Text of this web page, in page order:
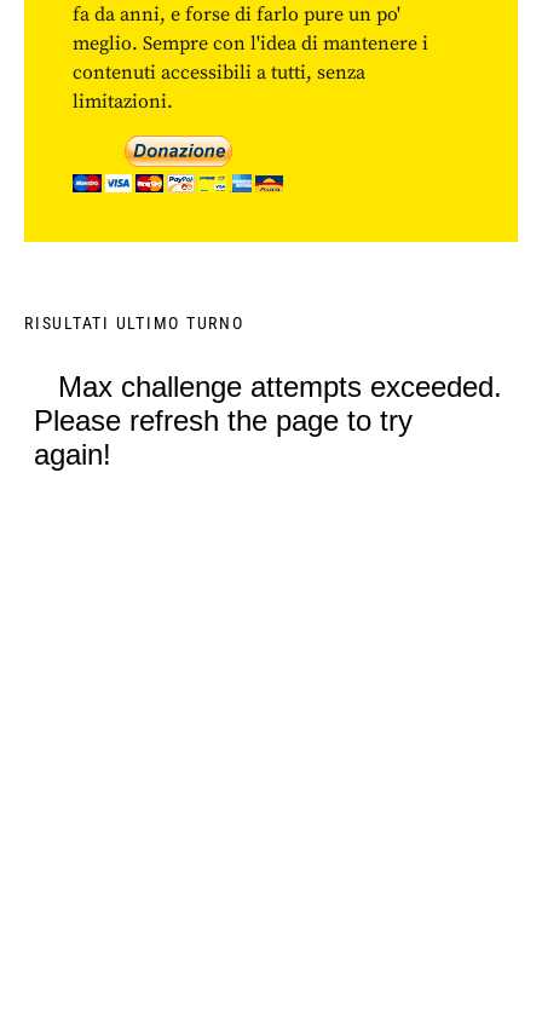
fa da anni, e forse di farlo pure un po'
meglio. Sempre con l'idea di mantenere i
contenuti accessibili a tutti, senza
limitazioni.
RISULTATI ULTIMO TURNO